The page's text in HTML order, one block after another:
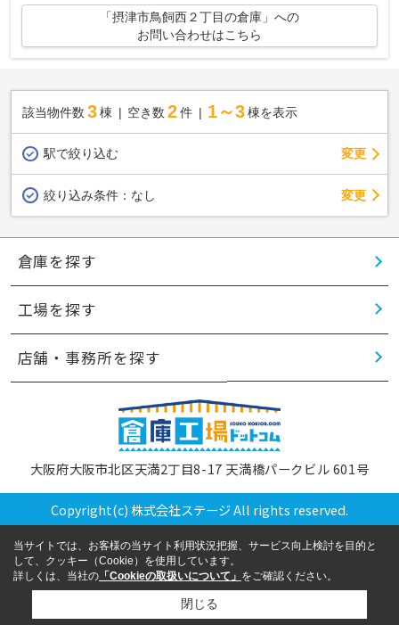
「摂津市鳥飼西２丁目の倉庫」への
お問い合わせはこちら
該当物件数 3棟 空き数 2 件 1～3 棟を表示
駅で絞り込む 変更
絞り込み条件： なし 変更
倉庫を探す
工場を探す
店舗・事務所を探す
大阪府大阪市北区天満2丁目8-17 天満橋パークビル 601号
Copyright(c) 株式会社ステージ All rights reserved.
当サイトでは、お客様の当サイト利用状況把握、サービス向上検討を目的と
して、クッキー（Cookie）を使用しています。
詳しくは、当社の 「Cookieの取扱いについて」 をご確認ください。
閉じる